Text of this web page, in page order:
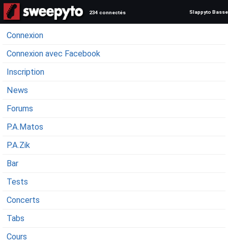
234 connectés Slappyto Basse
Connexion
Connexion avec Facebook
Inscription
News
Forums
P.A.Matos
P.A.Zik
Bar
Tests
Concerts
Tabs
Cours